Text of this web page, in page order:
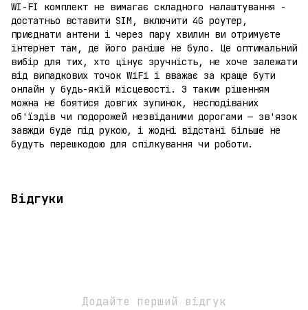
WI-FI комплект не вимагає складного налаштування -
достатньо вставити SIM, включити 4G роутер,
приєднати антени і через пару хвилин ви отримуєте
інтернет там, де його раніше не було. Це оптимальний
вибір для тих, хто цінує зручність, не хоче залежати
від випадкових точок WiFi і вважає за краще бути
онлайн у будь-якій місцевості. З таким рішенням
можна не боятися довгих зупинок, несподіваних
об'їздів чи подорожей незвіданими дорогами — зв'язок
завжди буде під рукою, і жодні відстані більше не
будуть перешкодою для спілкування чи роботи.
Відгуки
Додайте перший відгук